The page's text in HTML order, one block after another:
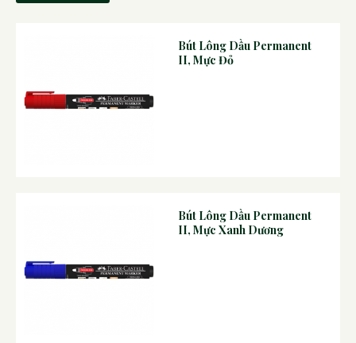
Bút Lông Dầu Permanent
II, Mực Đỏ
Bút Lông Dầu Permanent
II, Mực Xanh Dương